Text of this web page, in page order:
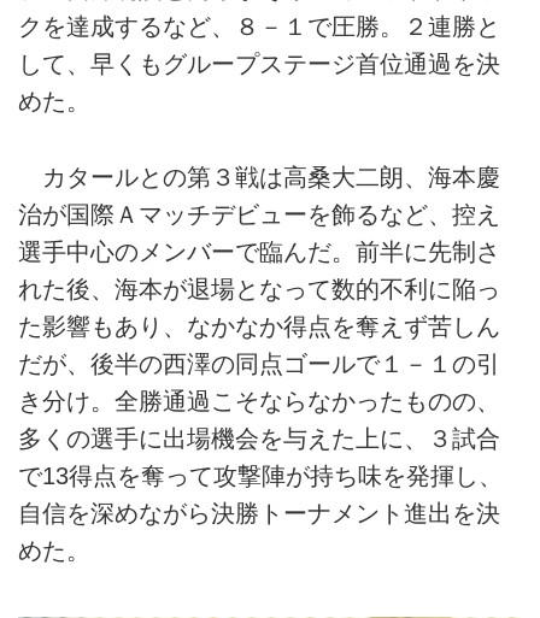
クを達成するなど、８－１で圧勝。２連勝と
して、早くもグループステージ首位通過を決
めた。
カタールとの第３戦は高桑大二朗、海本慶
治が国際Ａマッチデビューを飾るなど、控え
選手中心のメンバーで臨んだ。前半に先制さ
れた後、海本が退場となって数的不利に陥っ
た影響もあり、なかなか得点を奪えず苦しん
だが、後半の西澤の同点ゴールで１－１の引
き分け。全勝通過こそならなかったものの、
多くの選手に出場機会を与えた上に、３試合
で13得点を奪って攻撃陣が持ち味を発揮し、
自信を深めながら決勝トーナメント進出を決
めた。